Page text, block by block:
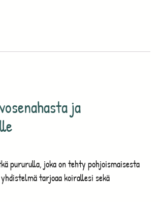
ja
pururulla, joka on tehty pohjoismaisesta
tarjoaa koirallesi sekä